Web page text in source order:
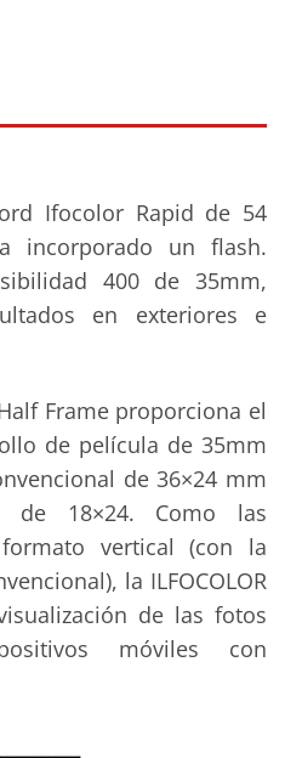
Ifocolor Rapid de 54
incorporado un flash.
400 de 35mm,
en exteriores e
Frame proporciona el
de película de 35mm
de 36×24 mm
de 18×24. Como las
vertical (con la
la ILFOCOLOR
de las fotos
móviles con